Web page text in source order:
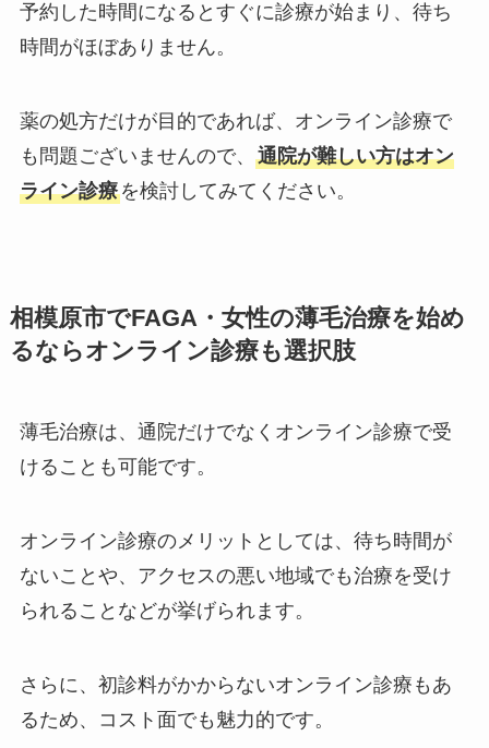
予約した時間になるとすぐに診療が始まり、待ち
時間がほぼありません。
薬の処方だけが目的であれば、オンライン診療で
も問題ございませんので、 通院が難しい方はオン
ライン診療を検討してみてください。
相模原市でFAGA・女性の薄毛治療を始め
るならオンライン診療も選択肢
薄毛治療は、通院だけでなくオンライン診療で受
けることも可能です。
オンライン診療のメリットとしては、待ち時間が
ないことや、アクセスの悪い地域でも治療を受け
られることなどが挙げられます。
さらに、初診料がかからないオンライン診療もあ
るため、コスト面でも魅力的です。